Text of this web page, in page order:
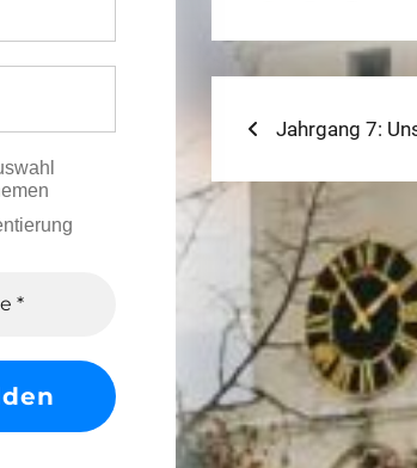
Previous
Jahrgang 7: